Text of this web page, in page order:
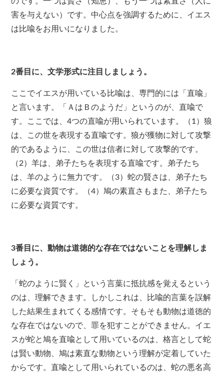
害を与えない）です。中心点を強調するために、イエス
は比喩をお用いになりました。
2番目に、文学形式に注目しましょう。
ここでイエスが用いている比喩は、専門的には「直喩」
と言います。「ＡはＢのようだ」というのが、直喩で
す。ここでは、4つの直喩が用いられています。（1）狼
は、この世を表現する直喩です。狼が獲物に対して攻撃
的であるように、この世は信者に対して攻撃的です。
（2）羊は、弟子たちを表現する直喩です。弟子たち
は、羊のように無力です。（3）蛇の賢さは、弟子たち
に必要な資質です。（4）鳩の素直さもまた、弟子たち
に必要な資質です。
3番目に、動物は道徳的な存在ではないことを理解しま
しょう。
「蛇のように賢く」という言葉に抵抗感を覚えるという
のは、理解できます。しかしこれは、比喩的言葉を誤解
した結果生まれてくる感情です。そもそも動物は道徳的
な存在ではないので、罪を犯すことができません。イエ
スが蛇と鳩を直喩として用いているのは、格言として蛇
は賢い動物、鳩は素直な動物という理解が定着していた
からです。直喩として用いられているのは、蛇の悪名高